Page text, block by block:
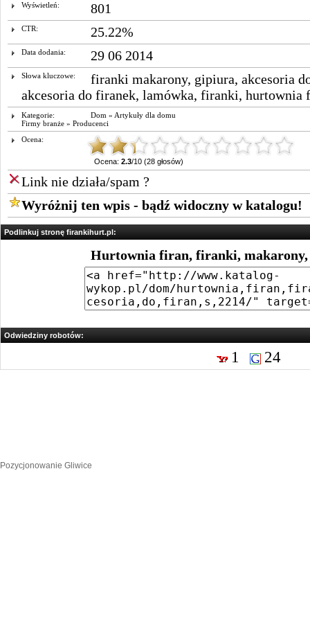
Wyświetleń: 801
CTR: 25.22%
Data dodania: 29 06 2014
Słowa kluczowe: firanki makarony, gipiura, akcesoria
akcesoria do firanek, lamówka, firanki, hurtownia
Kategorie: Dom » Artykuły dla domu
Firmy branże » Producenci
Ocena:
Ocena: 2.3/10 (28 głosów)
Link nie działa/spam ?
Wyróżnij ten wpis - bądź widoczny w katalogu!
Podlinkuj stronę firankihurt.pl:
Hurtownia firan, firanki, makarony,
Odwiedziny robotów:
1 24
Pozycjonowanie Gliwice